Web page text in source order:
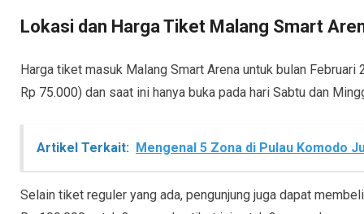
Lokasi dan Harga Tiket Malang Smart
Harga tiket masuk Malang Smart Arena untuk bulan
Rp 75.000) dan saat ini hanya buka pada hari Sabtu dan
Artikel Terkait: Mengenal 5 Zona di Pulau Komodo
Selain tiket reguler yang ada, pengunjung juga dapat